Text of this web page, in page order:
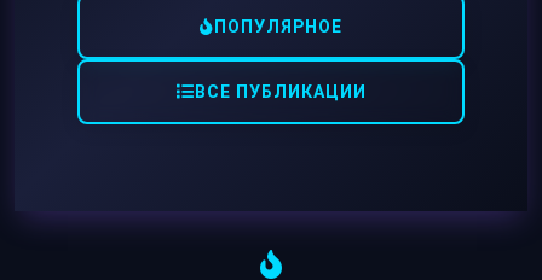
ПОПУЛЯРНОЕ
ВСЕ ПУБЛИКАЦИИ